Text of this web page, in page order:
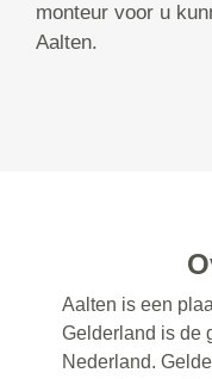
monteur voor u
Aalten.
Aalten is een
Gelderland is de
Nederland.